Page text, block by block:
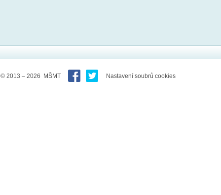
© 2013 – 2026 MŠMT Nastavení soubrů cookies